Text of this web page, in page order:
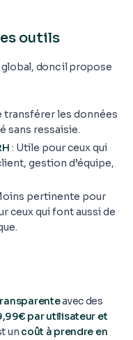
outils
donc il propose
transférer les données
sans ressaisie.
: Utile pour ceux qui
gestion d’équipe,
pertinente pour
ceux qui font aussi de
avec des
par utilisateur et
un coût à prendre en